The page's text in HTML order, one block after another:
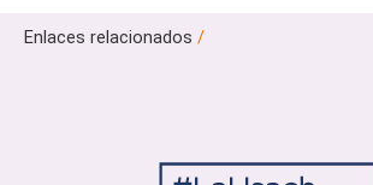
Enlaces relacionados /